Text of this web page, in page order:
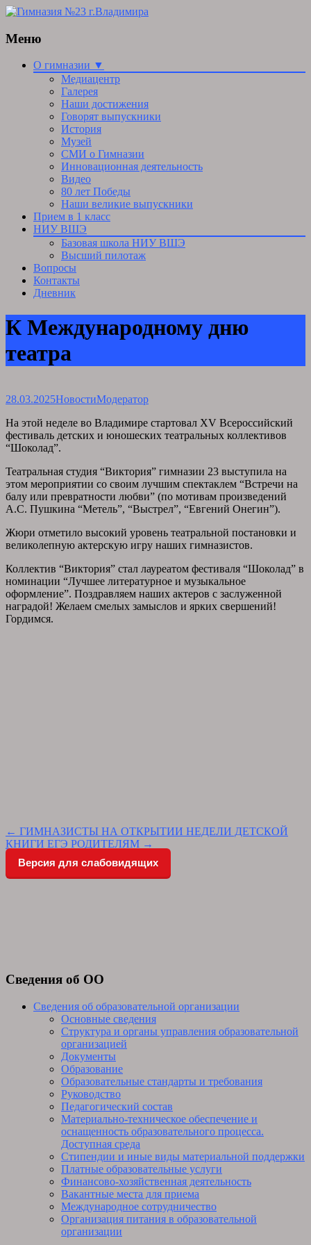
Меню
Skip
О гимназии ▼
Медиацентр
Галерея
Наши достижения
Говорят выпускники
История
Музей
СМИ о Гимназии
Инновационная деятельность
Видео
80 лет Победы
Наши великие выпускники
Прием в 1 класс
НИУ ВШЭ
Базовая школа НИУ ВШЭ
Высший пилотаж
Вопросы
Контакты
Дневник
К Международному дню
театра
28.03.2025НовостиМодератор
На этой неделе во Владимире стартовал XV Всероссийский
фестиваль детских и юношеских театральных коллективов
“Шоколад”.
Театральная студия “Виктория” гимназии 23 выступила на
этом мероприятии со своим лучшим спектаклем “Встречи на
балу или превратности любви” (по мотивам произведений
А.С. Пушкина “Метель”, “Выстрел”, “Евгений Онегин”).
Жюри отметило высокий уровень театральной постановки и
великолепную актерскую игру наших гимназистов.
Коллектив “Виктория” стал лауреатом фестиваля “Шоколад” в
номинации “Лучшее литературное и музыкальное
оформление”. Поздравляем наших актеров с заслуженной
наградой! Желаем смелых замыслов и ярких свершений!
Гордимся.
Post
navigation
← ГИМНАЗИСТЫ НА ОТКРЫТИИ НЕДЕЛИ ДЕТСКОЙ
КНИГИ ЕГЭ РОДИТЕЛЯМ →
Версия для слабовидящих
Сведения об ОО
Сведения об образовательной организации
Основные сведения
Структура и органы управления образовательной
организацией
Документы
Образование
Образовательные стандарты и требования
Руководство
Педагогический состав
Материально-техническое обеспечение и
оснащенность образовательного процесса.
Доступная среда
Стипендии и иные виды материальной поддержки
Платные образовательные услуги
Финансово-хозяйственная деятельность
Вакантные места для приема
Международное сотрудничество
Организация питания в образовательной
организации